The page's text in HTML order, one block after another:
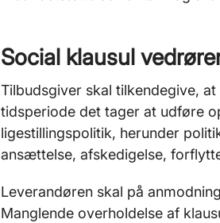
Social klausul
Tilbudsgiver skal tilkendegive,
tidsperiode det tager at udføre
ligestillingspolitik, herunder
ansættelse, afskedigelse,
Leverandøren skal på
Manglende overholdelse af